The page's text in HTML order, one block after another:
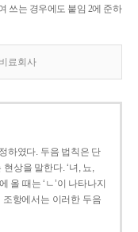
쓰는 경우에도 붙임 2에 준하
료회사
하였다. 두음 법칙은 단
상을 말한다. ‘녀, 뇨,
올 때는 ‘ㄴ’이 나타나지
조항에서는 이러한 두음